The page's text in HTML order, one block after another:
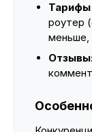
Тарифы
роутер
меньше,